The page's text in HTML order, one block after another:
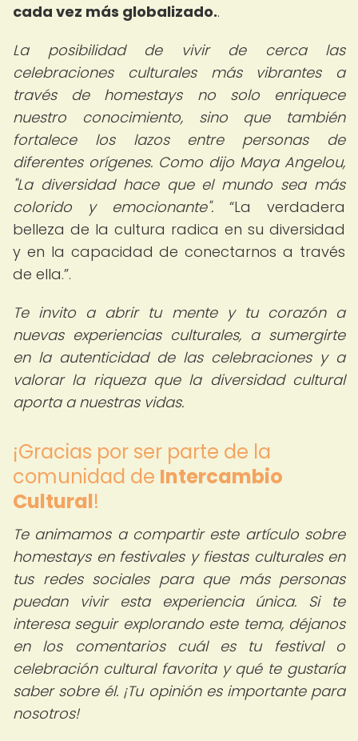
cada vez más globalizado..
La posibilidad de vivir de cerca las
celebraciones culturales más vibrantes a
través de homestays no solo enriquece
nuestro conocimiento, sino que también
fortalece los lazos entre personas de
diferentes orígenes. Como dijo Maya Angelou,
"La diversidad hace que el mundo sea más
colorido y emocionante".
La verdadera
belleza de la cultura radica en su diversidad
y en la capacidad de conectarnos a través
de ella. .
Te invito a abrir tu mente y tu corazón a
nuevas experiencias culturales, a sumergirte
en la autenticidad de las celebraciones y a
valorar la riqueza que la diversidad cultural
aporta a nuestras vidas.
¡Gracias por ser parte de la
comunidad de Intercambio
Cultural!
Te animamos a compartir este artículo sobre
homestays en festivales y fiestas culturales en
tus redes sociales para que más personas
puedan vivir esta experiencia única. Si te
interesa seguir explorando este tema, déjanos
en los comentarios cuál es tu festival o
celebración cultural favorita y qué te gustaría
saber sobre él. ¡Tu opinión es importante para
nosotros!